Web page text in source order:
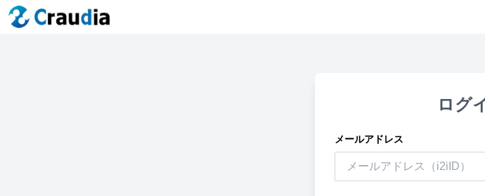
ログ
メールアドレス